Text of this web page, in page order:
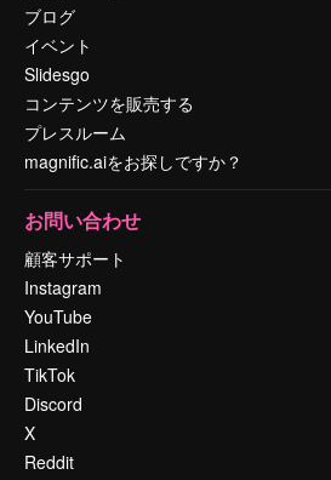
ブログ
イベント
Slidesgo
コンテンツを販売する
プレスルーム
magnific.aiをお探しですか？
お問い合わせ
顧客サポート
Instagram
YouTube
LinkedIn
TikTok
Discord
X
Reddit